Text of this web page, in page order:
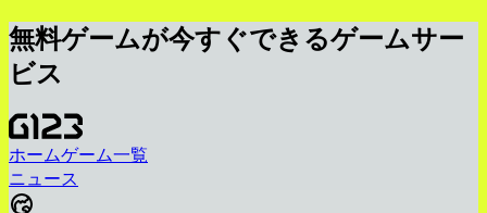
無料ゲームが今すぐできるゲームサー
ビス
ホームゲーム一覧
ニュース